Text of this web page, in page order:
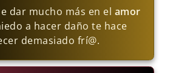
dar mucho más en el amor
a hacer daño te hace
demasiado frí@.